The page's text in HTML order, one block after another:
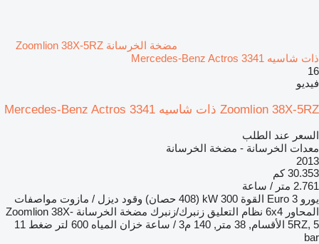
مضخة الخرسانة Zoomlion 38X-5RZ
ذات شاسيه Mercedes-Benz Actros 3341
16
فيديو
Zoomlion 38X-5RZ ذات شاسيه Mercedes-Benz Actros 3341
السعر عند الطلب
معدات الخرسانة - مضخة الخرسانة
2013
30.353 كم
2.761 متر / ساعة
يورو Euro 3 القوة 300 kW (408 حصان) وقود ديزل / مازوت مواصفات
المحاور 6x4 نظام التعليق زنبرك/زنبرك مضخة الخرسانة Zoomlion 38X-
5RZ, 5 الأقسام, 38 متر, 140 م3 / ساعة
خزان المياه 600 لتر ضغط 11
bar